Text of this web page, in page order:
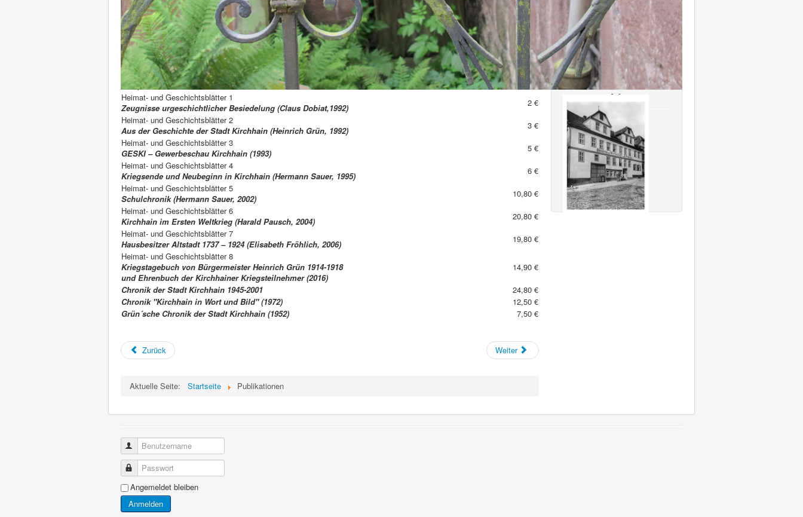
Kalender 2026 - „Kirchhainer Gaststätten & Kneipen" - Teil 3
14,50 €
Eine Reise durch Kirchhains Kneipenkultur
24,50 €
Flyer "Willkommen zu einem Stadtspaziergang durch Kirchhain"
kostenlos anfordern
oder alsDownload
Heimat- und Geschichtsblätter 9
Episoden aus (m)einer Kindheit und Jugend In den 50er/60er Jahren (Klaus Hesse,
2018)
11,50 €
Heimat- und Geschichtsblätter 1
Zeugnisse urgeschichtlicher Besiedelung (Claus Dobiat,1992)
2 €
Heimat- und Geschichtsblätter 2
Aus der Geschichte der Stadt Kirchhain (Heinrich Grün, 1992)
3 €
Heimat- und Geschichtsblätter 3
GESKI – Gewerbeschau Kirchhain (1993)
5 €
Heimat- und Geschichtsblätter 4
Kriegsende und Neubeginn in Kirchhain (Hermann Sauer, 1995)
6 €
Heimat- und Geschichtsblätter 5
Schulchronik (Hermann Sauer, 2002)
10,80 €
Heimat- und Geschichtsblätter 6
Kirchhain im Ersten Weltkrieg (Harald Pausch, 2004)
20,80 €
Heimat- und Geschichtsblätter 7
Hausbesitzer Altstadt 1737 – 1924 (Elisabeth Fröhlich, 2006)
19,80 €
Heimat- und Geschichtsblätter 8
Kriegstagebuch von Bürgermeister Heinrich Grün 1914-1918
und Ehrenbuch der Kirchhainer Kriegsteilnehmer (2016)
14,90 €
Chronik der Stadt Kirchhain 1945-2001
24,80 €
Chronik "Kirchhain in Wort und Bild" (1972)
12,50 €
Grün´sche Chronik der Stadt Kirchhain (1952)
7,50 €
Zurück Weiter
Aktuelle Seite: Startseite Publikationen
Aufsätze und Beiträge
Steine gegen das Vergessen
Mitglied werden
Stadtführung
Neu erschienen
Benutzername
Passwort
Angemeldet bleiben
Anmelden